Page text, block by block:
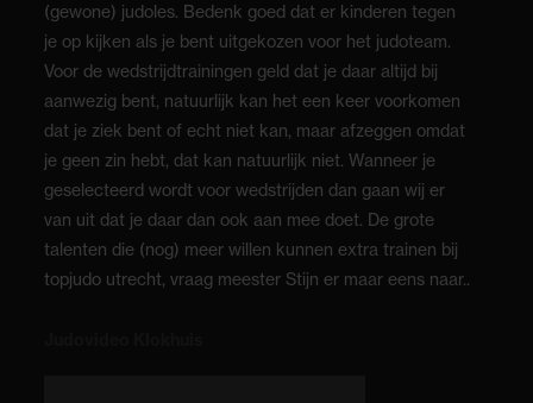
(gewone) judoles. Bedenk goed dat er kinderen tegen
je op kijken als je bent uitgekozen voor het judoteam.
Voor de wedstrijdtrainingen geld dat je daar altijd bij
aanwezig bent, natuurlijk kan het een keer voorkomen
dat je ziek bent of echt niet kan, maar afzeggen omdat
je geen zin hebt, dat kan natuurlijk niet. Wanneer je
geselecteerd wordt voor wedstrijden dan gaan wij er
van uit dat je daar dan ook aan mee doet. De grote
talenten die (nog) meer willen kunnen extra trainen bij
topjudo utrecht, vraag meester Stijn er maar eens naar..